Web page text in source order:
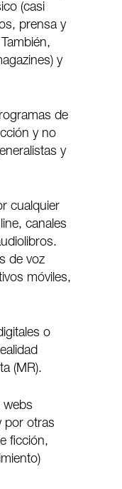
(casi
prensa y
y
de
y no
y
cualquier
canales
de voz
móviles,
o
(MR).
webs
por otras
ficción,